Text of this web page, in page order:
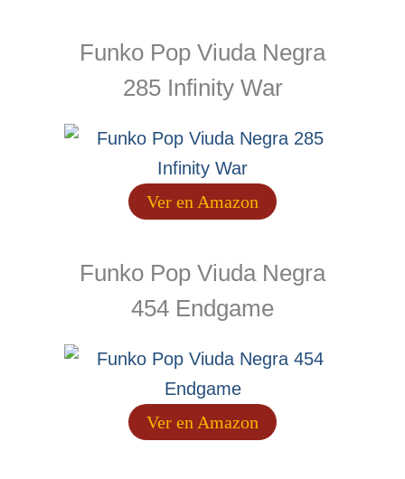
Funko Pop Viuda Negra
285 Infinity War
Ver en Amazon
Funko Pop Viuda Negra
454 Endgame
Ver en Amazon